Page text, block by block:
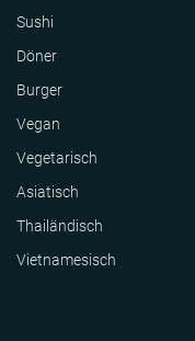
Sushi
Döner
Burger
Vegan
Vegetarisch
Asiatisch
Thailändisch
Vietnamesisch